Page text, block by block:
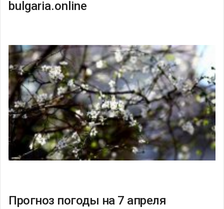
bulgaria.online
Прогноз погоды на 7 апреля